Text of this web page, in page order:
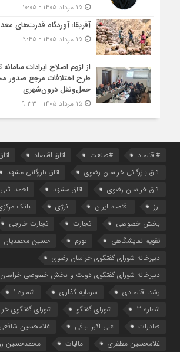
۱۵ مرداد ۱۴۰۵ - ۱۰:۰۵
آفریقا؛ آوردگاه قدرت‌های
۱۵ مرداد ۱۴۰۵ - ۹:۴۵
از لزوم اصلاح ایرادات
طرح اختلافات مرجع صدور
حمل‌ونقل درون‌شهری
۱۵ مرداد ۱۴۰۵ - ۹:۳۳
#اقتصاد #صنعت اتاق اقتصاد
اتاق بازرگانی خراسان رضوی
اتاق بازرگانی مشهد
اتاق خراسان رضوی
اتاق مشهد
احمد
ارز
اقتصاد ایران انرژی
بانک
بخش خصوصی
تجارت تجارت خارجی
تقویم نمایشگاهی
تورم
حسین محمدیان
دبیرخانه شورای گفتگوی خراسان رضوی
دبیرخانه شورای گفتگوی دولت و بخش خصوصی
رشد اقتصادی
سرمایه گذاری شماره 1
شماره 3
شورای گفتگو
شورای گفتگوی
صادرات
علی اکبر لبافی
غلامحسین شافعی
غلامحسین مظفری
مالیات محمدحسین